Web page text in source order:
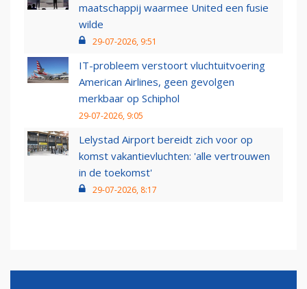
maatschappij waarmee United een fusie
wilde
29-07-2026, 9:51
IT-probleem verstoort vluchtuitvoering
American Airlines, geen gevolgen
merkbaar op Schiphol
29-07-2026, 9:05
Lelystad Airport bereidt zich voor op
komst vakantievluchten: 'alle vertrouwen
in de toekomst'
29-07-2026, 8:17